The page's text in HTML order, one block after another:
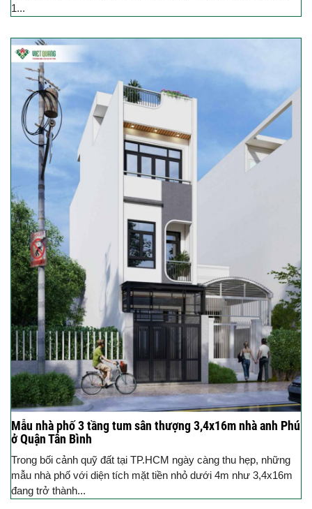
1...
Mẫu nhà phố 3 tầng tum sân thượng 3,4x16m nhà anh Phú
ở Quận Tân Bình
Trong bối cảnh quỹ đất tại TP.HCM ngày càng thu hẹp, những
mẫu nhà phố với diện tích mặt tiền nhỏ dưới 4m như 3,4x16m
đang trở thành...